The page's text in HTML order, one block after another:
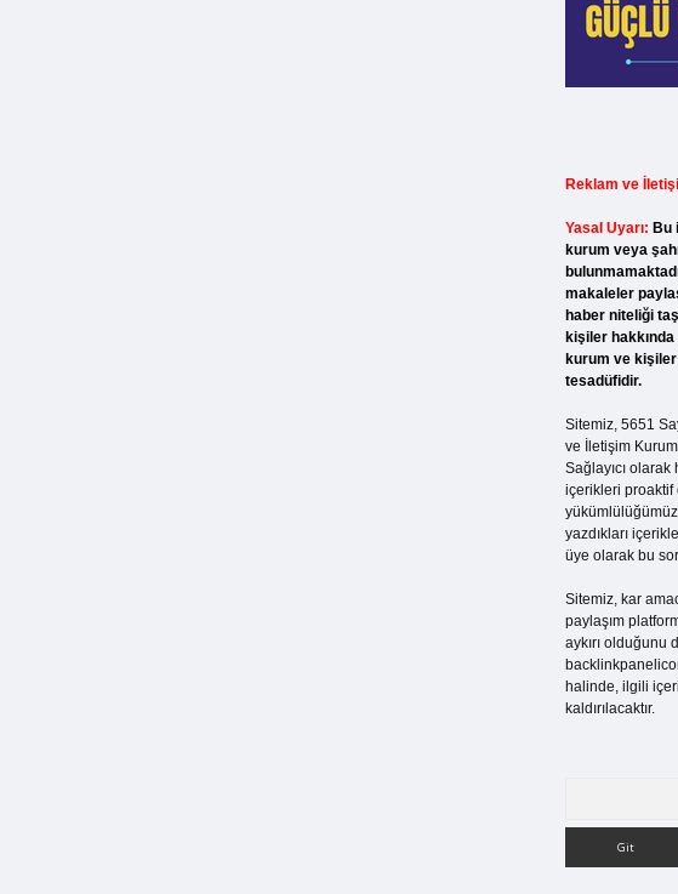
Reklam ve
Yasal Uyarı: Bu
kurum veya
makaleler
haber niteliği
kişiler
kurum ve
tesadüfidir.
Sitemiz, 5651
ve İletişim
Sağlayıcı
içerikleri proaktif
yazdıkları
üye olarak bu
Sitemiz, kar
paylaşım
aykırı olduğunu
halinde, ilgili
kaldırılacaktır.